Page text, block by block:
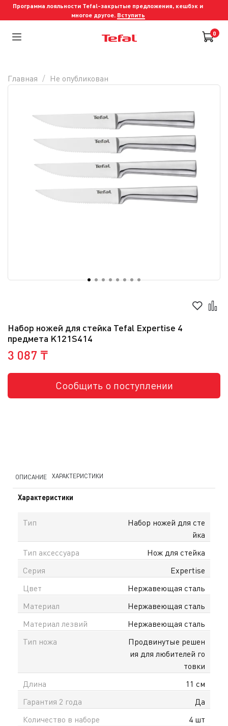
Программа лояльности Tefal-закрытые предложения, кешбэк и
многое другое. Вступить
0
Набор ножей для стейка Tefal Expertise 4
предмета K121S414
3 087 ₸
Сообщить о поступлении
Главная Не опубликован
ОПИСАНИЕ ХАРАКТЕРИСТИКИ
Характеристики
Тип
Набор ножей для сте
йка
Тип аксессуара
Нож для стейка
Серия
Expertise
Цвет
Нержавеющая сталь
Материал
Нержавеющая сталь
Материал лезвий
Нержавеющая сталь
Тип ножа
Продвинутые решен
ия для любителей го
товки
Длина
11 см
Гарантия 2 года
Да
Количество в наборе
4 шт